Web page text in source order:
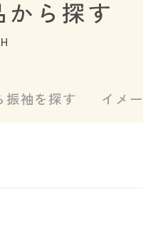
ら探す
振袖を探す イメ